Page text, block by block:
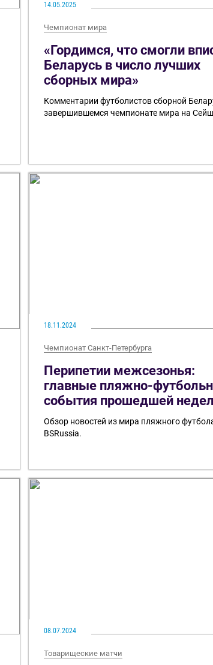
14.05.2025
Чемпионат мира
«Гордимся, что смогли
Беларусь в число лучших
сборных мира»
Комментарии футболистов сборной
завершившемся чемпионате мира на
18.11.2024
Чемпионат Санкт-Петербурга
Перипетии межсезонья:
главные пляжно-
события прошедшей
Обзор новостей из мира пляжного
BSRussia.
08.07.2024
Товарищеские матчи